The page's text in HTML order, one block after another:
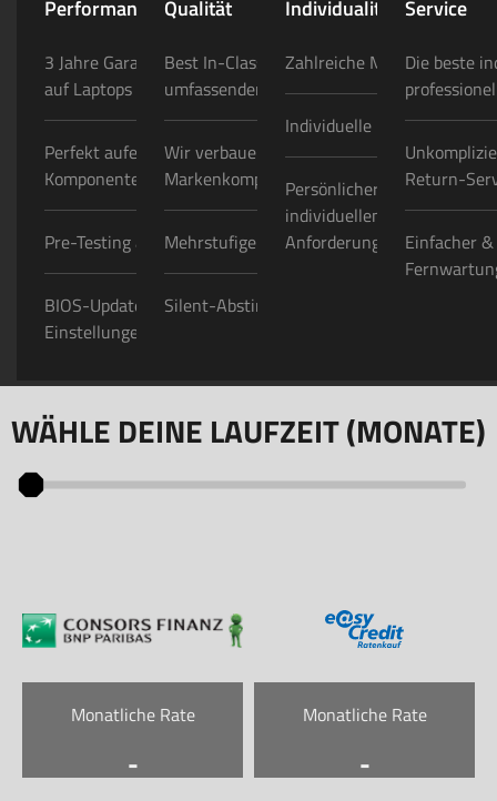
Performance
3 Jahre Garantie auf PCs/ 2 Jahre
auf Laptops
Perfekt aufeinander abgestimmte
Komponenten
Pre-Testing aller Bauteile
BIOS-Update & optimale
Einstellungen
Qualität
Best In-Class Konfigurator mit
umfassender Auswahl
Wir verbauen nur hochwertige
Markenkomponenten
Mehrstufige Qualitätskontrollen
Silent-Abstimmung
Individualität
Zahlreiche Modding-
Individuelle Folierungen
Persönlicher
individuellen Projekten/
Anforderungen
Service
Die beste
Return-
Einfacher
WÄHLE DEINE LAUFZEIT (MONATE)
Monatliche Rate
-
Monatliche Rate
-